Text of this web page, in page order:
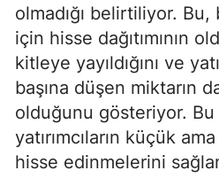
olmadığı belirtiliyor. Bu,
için hisse dağıtımının
kitleye yayıldığını ve
başına düşen miktarın
olduğunu gösteriyor. Bu
yatırımcıların küçük
hisse edinmelerini